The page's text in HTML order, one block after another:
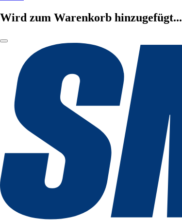
Wird zum Warenkorb hinzugefügt...